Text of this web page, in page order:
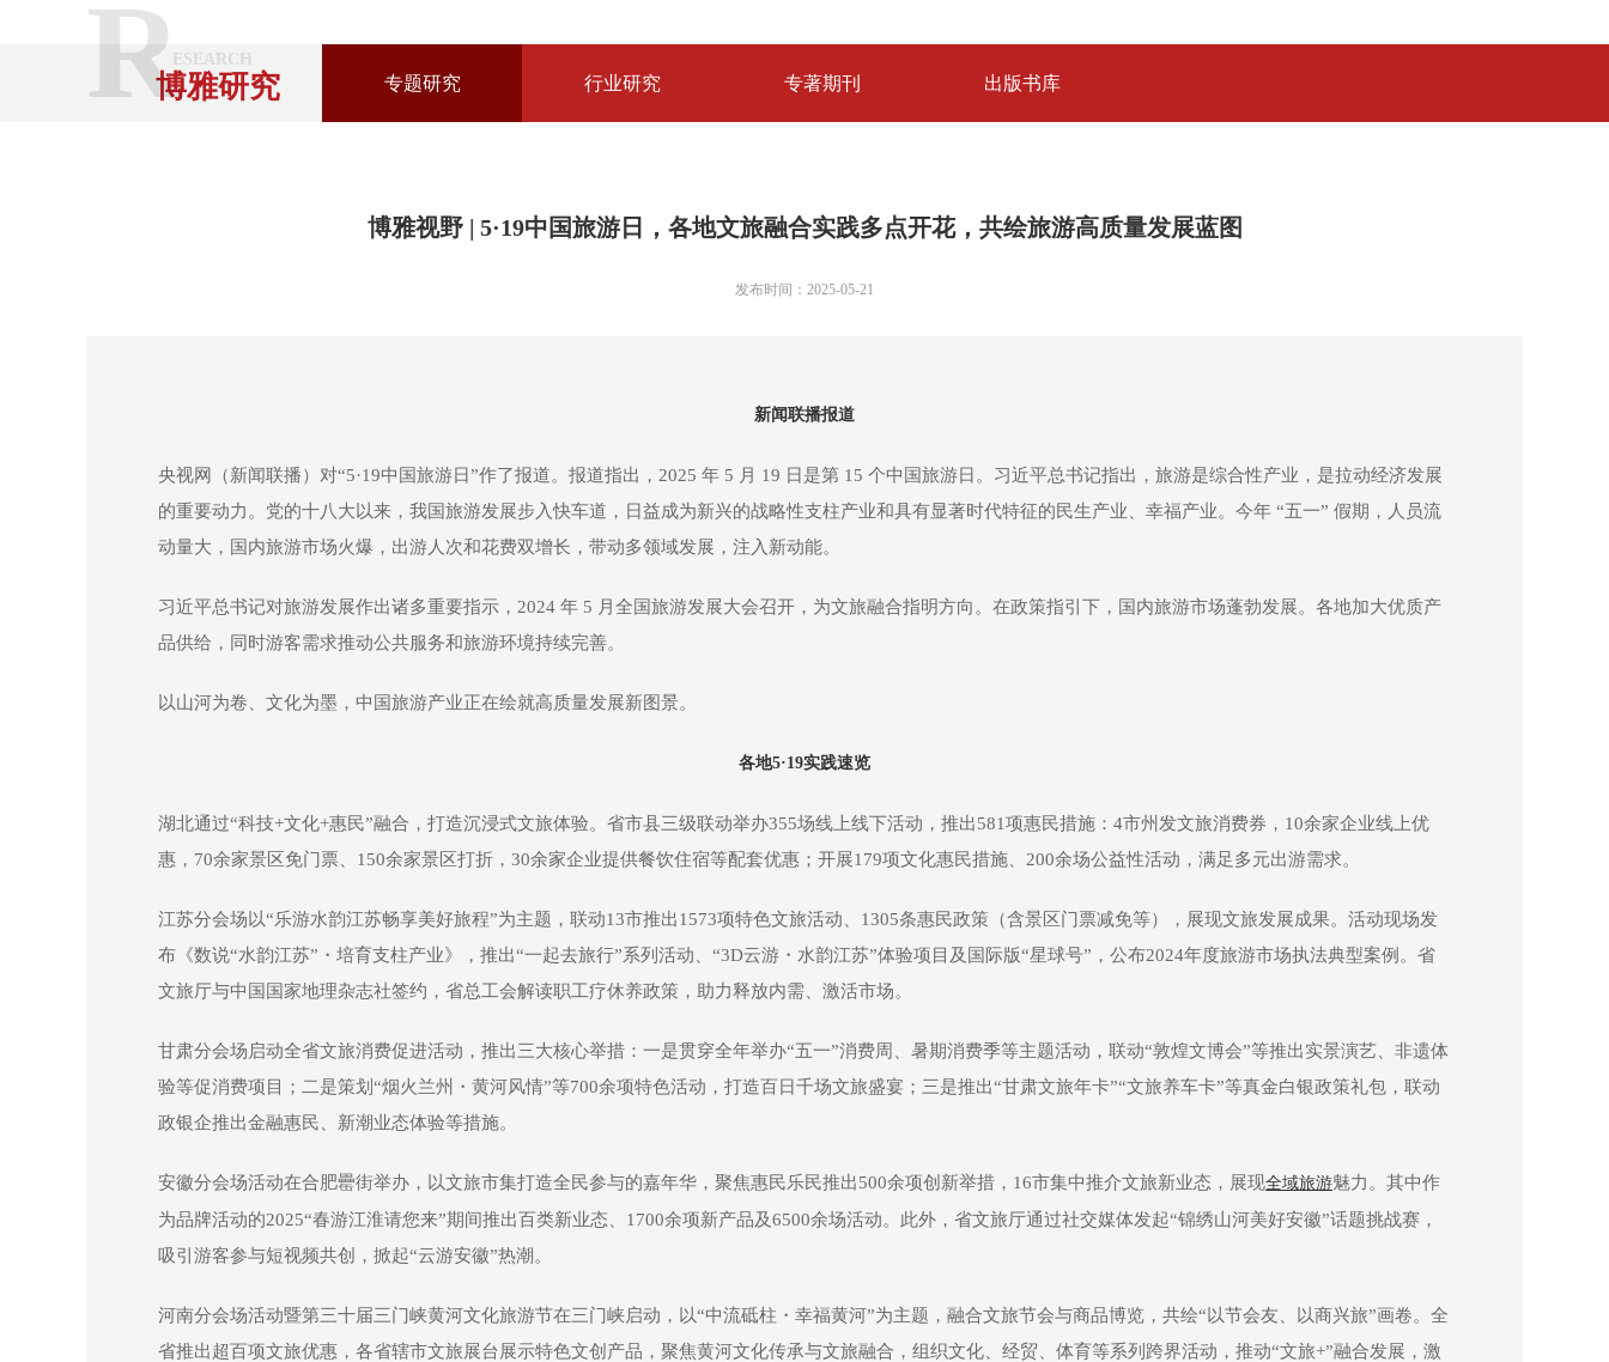
RESEARCH
博雅研究 专题研究 行业研究 专著期刊 出版书库
博雅视野 | 5·19中国旅游日，各地文旅融合实践多点开花，共绘旅游高质量发展蓝图
发布时间：2025-05-21
新闻联播报道
央视网（新闻联播）对“5·19中国旅游日”作了报道。报道指出，2025 年 5 月 19 日是第 15 个中国旅游日。习近平总书记指出，旅游是综合性产业，是拉动经济发展
的重要动力。党的十八大以来，我国旅游发展步入快车道，日益成为新兴的战略性支柱产业和具有显著时代特征的民生产业、幸福产业。今年 “五一” 假期，人员流
动量大，国内旅游市场火爆，出游人次和花费双增长，带动多领域发展，注入新动能。
习近平总书记对旅游发展作出诸多重要指示，2024 年 5 月全国旅游发展大会召开，为文旅融合指明方向。在政策指引下，国内旅游市场蓬勃发展。各地加大优质产
品供给，同时游客需求推动公共服务和旅游环境持续完善。
以山河为卷、文化为墨，中国旅游产业正在绘就高质量发展新图景。
各地5·19实践速览
湖北通过“科技+文化+惠民”融合，打造沉浸式文旅体验。省市县三级联动举办355场线上线下活动，推出581项惠民措施：4市州发文旅消费券，10余家企业线上优
惠，70余家景区免门票、150余家景区打折，30余家企业提供餐饮住宿等配套优惠；开展179项文化惠民措施、200余场公益性活动，满足多元出游需求。
江苏分会场以“乐游水韵江苏畅享美好旅程”为主题，联动13市推出1573项特色文旅活动、1305条惠民政策（含景区门票减免等），展现文旅发展成果。活动现场发
布《数说“水韵江苏”・培育支柱产业》，推出“一起去旅行”系列活动、“3D云游・水韵江苏”体验项目及国际版“星球号”，公布2024年度旅游市场执法典型案例。省
文旅厅与中国国家地理杂志社签约，省总工会解读职工疗休养政策，助力释放内需、激活市场。
甘肃分会场启动全省文旅消费促进活动，推出三大核心举措：一是贯穿全年举办“五一”消费周、暑期消费季等主题活动，联动“敦煌文博会”等推出实景演艺、非遗体
验等促消费项目；二是策划“烟火兰州・黄河风情”等700余项特色活动，打造百日千场文旅盛宴；三是推出“甘肃文旅年卡”“文旅养车卡”等真金白银政策礼包，联动
政银企推出金融惠民、新潮业态体验等措施。
安徽分会场活动在合肥罍街举办，以文旅市集打造全民参与的嘉年华，聚焦惠民乐民推出500余项创新举措，16市集中推介文旅新业态，展现全域旅游魅力。其中作
为品牌活动的2025“春游江淮请您来”期间推出百类新业态、1700余项新产品及6500余场活动。此外，省文旅厅通过社交媒体发起“锦绣山河美好安徽”话题挑战赛，
吸引游客参与短视频共创，掀起“云游安徽”热潮。
河南分会场活动暨第三十届三门峡黄河文化旅游节在三门峡启动，以“中流砥柱・幸福黄河”为主题，融合文旅节会与商品博览，共绘“以节会友、以商兴旅”画卷。全
省推出超百项文旅优惠，各省辖市文旅展台展示特色文创产品，聚焦黄河文化传承与文旅融合，组织文化、经贸、体育等系列跨界活动，推动“文旅+”融合发展，激